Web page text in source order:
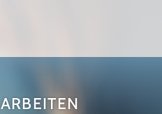
ARBEITEN